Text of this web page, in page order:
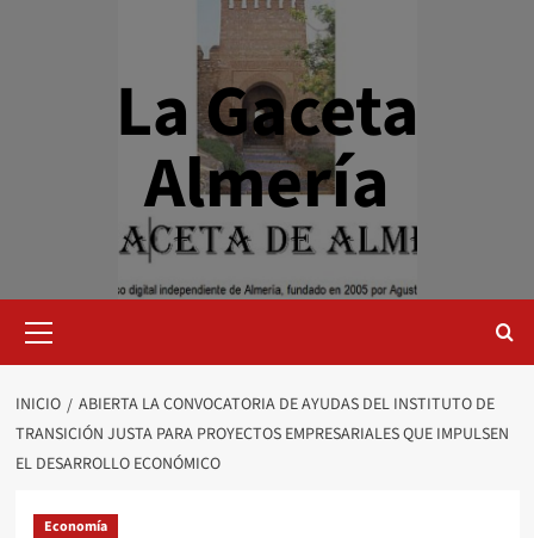
La Gaceta
Almería
primario
INICIO
ABIERTA LA CONVOCATORIA DE AYUDAS DEL INSTITUTO DE
TRANSICIÓN JUSTA PARA PROYECTOS EMPRESARIALES QUE IMPULSEN
EL DESARROLLO ECONÓMICO
Economía